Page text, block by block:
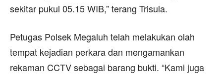
sekitar pukul 05.15 WIB,” terang Trisula.
Petugas Polsek Megaluh telah melakukan olah
tempat kejadian perkara dan mengamankan
rekaman CCTV sebagai barang bukti. “Kami juga